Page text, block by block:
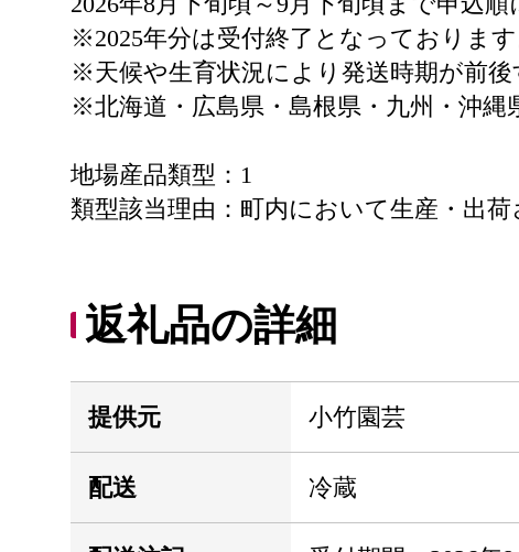
※2025年分は受付終了となっております
※天候や生育状況により発送時期が前後
※北海道・広島県・島根県・九州・沖縄
地場産品類型：1
類型該当理由：町内において生産・出荷
返礼品の詳細
提供元 小竹園芸
配送 冷蔵